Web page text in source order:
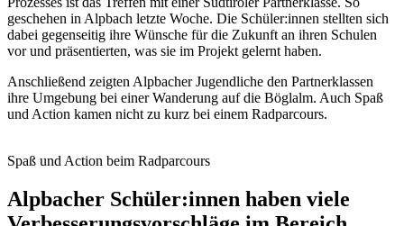
geschehen in Alpbach letzte Woche. Die Schüler:innen stellten sich
dabei gegenseitig ihre Wünsche für die Zukunft an ihren Schulen
vor und präsentierten, was sie im Projekt gelernt haben.
Anschließend zeigten Alpbacher Jugendliche den Partnerklassen
ihre Umgebung bei einer Wanderung auf die Böglalm. Auch Spaß
und Action kamen nicht zu kurz bei einem Radparcours.
Spaß und Action beim Radparcours
Alpbacher Schüler:innen haben viele